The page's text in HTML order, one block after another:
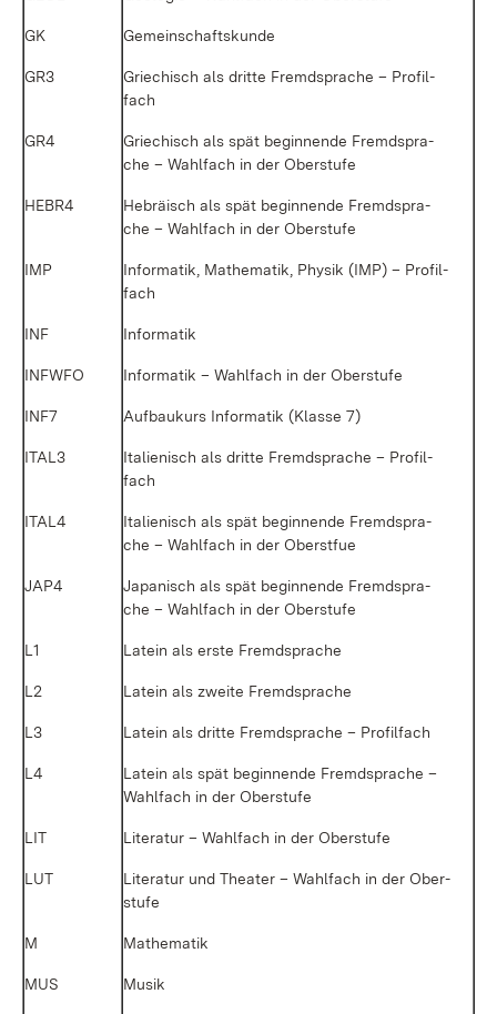
GK Ge­mein­schafts­kun­de
GR3
Grie­chisch als drit­te Fremd­spra­che – Pro­fil­
fach
GR4
Grie­chisch als spät be­gin­nen­de Fremd­spra­
che – Wahl­fach in der Ober­stu­fe
HE­BR4
He­brä­isch als spät be­gin­nen­de Fremd­spra­
che – Wahl­fach in der Ober­stu­fe
IMP
In­for­ma­tik, Ma­the­ma­tik, Phy­sik (IMP) – Pro­fil­
fach
INF In­for­ma­tik
INF­W­FO In­for­ma­tik – Wahl­fach in der Ober­stu­fe
INF7 Auf­bau­kurs In­for­ma­tik (Klas­se 7)
ITAL3
Ita­lie­nisch als drit­te Fremd­spra­che – Pro­fil­
fach
ITAL4
Ita­lie­nisch als spät be­gin­nen­de Fremd­spra­
che – Wahl­fach in der Oberst­fue
JAP4
Ja­pa­nisch als spät be­gin­nen­de Fremd­spra­
che – Wahl­fach in der Ober­stu­fe
L1 La­tein als ers­te Fremd­spra­che
L2 La­tein als zwei­te Fremd­spra­che
L3 La­tein als drit­te Fremd­spra­che – Pro­fil­fach
L4
La­tein als spät be­gin­nen­de Fremd­spra­che –
Wahl­fach in der Ober­stu­fe
LIT Li­te­ra­tur – Wahl­fach in der Ober­stu­fe
LUT
Li­te­ra­tur und Thea­ter – Wahl­fach in der Ober­
stu­fe
M Ma­the­ma­tik
MUS Mu­sik